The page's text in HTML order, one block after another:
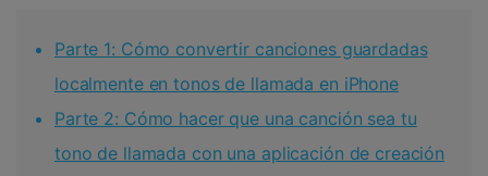
Parte 1: Cómo convertir canciones guardadas
localmente en tonos de llamada en iPhone
Parte 2: Cómo hacer que una canción sea tu
tono de llamada con una aplicación de creación